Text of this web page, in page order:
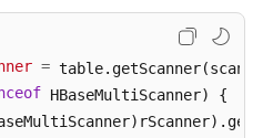
=
HBaseMultiScanner) {